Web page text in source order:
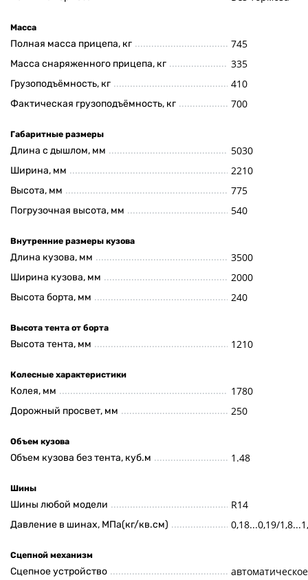
Масса
Полная масса прицепа, кг 745
Масса снаряженного прицепа, кг 335
Грузоподъёмность, кг 410
Фактическая грузоподъёмность, кг 700
Габаритные размеры
Длина с дышлом, мм 5030
Ширина, мм 2210
Высота, мм 775
Погрузочная высота, мм 540
Внутренние размеры кузова
Длина кузова, мм 3500
Ширина кузова, мм 2000
Высота борта, мм 240
Высота тента от борта
Высота тента, мм 1210
Колесные характеристики
Колея, мм 1780
Дорожный просвет, мм 250
Объем кузова
Объем кузова без тента, куб.м 1.48
Шины
Шины любой модели R14
Давление в шинах, МПа(кг/кв.см) 0,18...0,19/
Сцепной механизм
Сцепное устройство